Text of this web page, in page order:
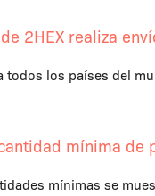
2HEX realiza
todos los países del
mínima de
mínimas se